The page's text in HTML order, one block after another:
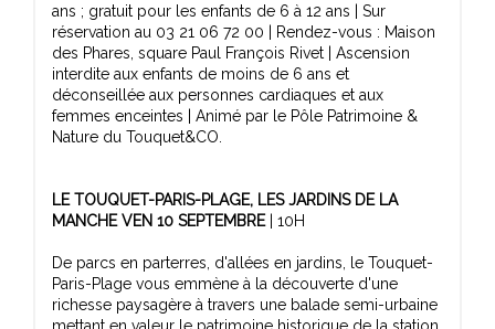
ans ; gratuit pour les enfants de 6 à 12 ans | Sur
réservation au 03 21 06 72 00 | Rendez-vous : Maison
des Phares, square Paul François Rivet | Ascension
interdite aux enfants de moins de 6 ans et
déconseillée aux personnes cardiaques et aux
femmes enceintes | Animé par le Pôle Patrimoine &
Nature du Touquet&CO.
LE TOUQUET-PARIS-PLAGE, LES JARDINS DE LA
MANCHE VEN 10 SEPTEMBRE| 10H
De parcs en parterres, d'allées en jardins, le Touquet-
Paris-Plage vous emmène à la découverte d'une
richesse paysagère à travers une balade semi-urbaine